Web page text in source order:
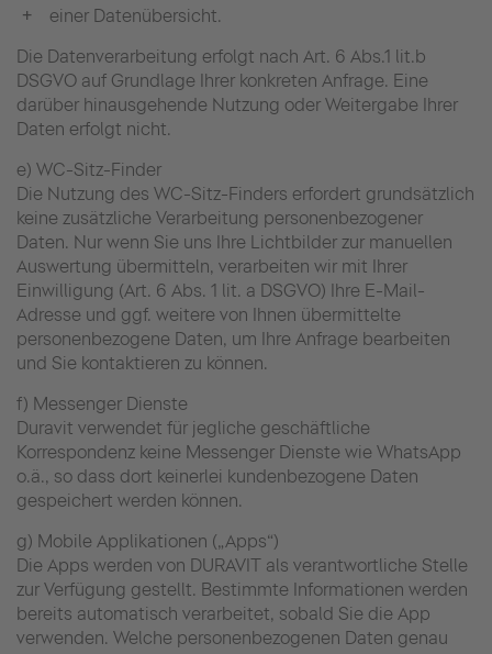
einer Datenübersicht.
Die Datenverarbeitung erfolgt nach Art. 6 Abs.1 lit.b
DSGVO auf Grundlage Ihrer konkreten Anfrage. Eine
darüber hinausgehende Nutzung oder Weitergabe Ihrer
Daten erfolgt nicht.
e) WC-Sitz-Finder
Die Nutzung des WC-Sitz-Finders erfordert grundsätzlich
keine zusätzliche Verarbeitung personenbezogener
Daten. Nur wenn Sie uns Ihre Lichtbilder zur manuellen
Auswertung übermitteln, verarbeiten wir mit Ihrer
Einwilligung (Art. 6 Abs. 1 lit. a DSGVO) Ihre E-Mail-
Adresse und ggf. weitere von Ihnen übermittelte
personenbezogene Daten, um Ihre Anfrage bearbeiten
und Sie kontaktieren zu können.
f) Messenger Dienste
Duravit verwendet für jegliche geschäftliche
Korrespondenz keine Messenger Dienste wie WhatsApp
o.ä., so dass dort keinerlei kundenbezogene Daten
gespeichert werden können.
g) Mobile Applikationen („Apps“)
Die Apps werden von DURAVIT als verantwortliche Stelle
zur Verfügung gestellt. Bestimmte Informationen werden
bereits automatisch verarbeitet, sobald Sie die App
verwenden. Welche personenbezogenen Daten genau